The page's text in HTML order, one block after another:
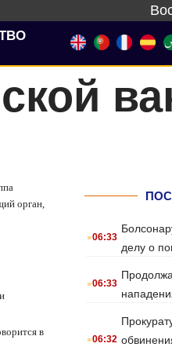
орган,
в
.06:33
делу о
.06:33
.06:32